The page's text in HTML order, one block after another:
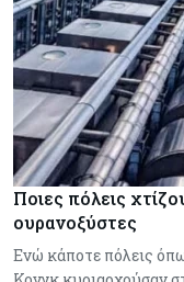
Ποιες πόλεις
ουρανοξύστες
Ενώ κάποτε πόλεις